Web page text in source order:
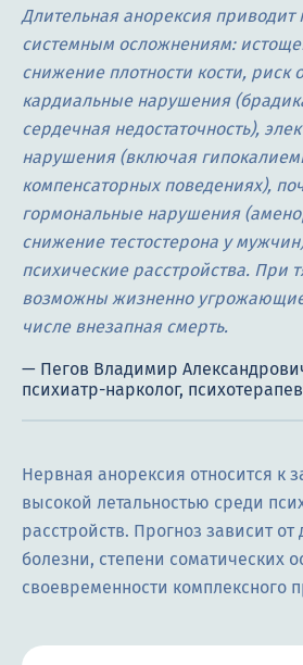
Длительная анорексия
системным осложнениям:
снижение плотности кости, риск
кардиальные нарушения
сердечная недостаточность),
нарушения (включая
компенсаторных поведениях),
гормональные нарушения
снижение тестостерона у
психические расстройства. При
возможны жизненно угрожающие
числе внезапная смерть.
Нервная анорексия относится к
высокой летальностью среди
расстройств. Прогноз зависит от
болезни, степени соматических
своевременности комплексного